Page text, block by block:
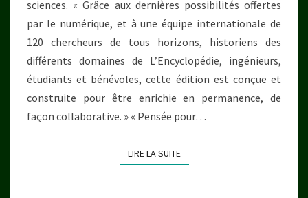
sciences. « Grâce aux dernières possibilités offertes
par le numérique, et à une équipe internationale de
120 chercheurs de tous horizons, historiens des
différents domaines de L’Encyclopédie, ingénieurs,
étudiants et bénévoles, cette édition est conçue et
construite pour être enrichie en permanence, de
façon collaborative. » « Pensée pour…
LIRE LA SUITELIRE LA SUITE